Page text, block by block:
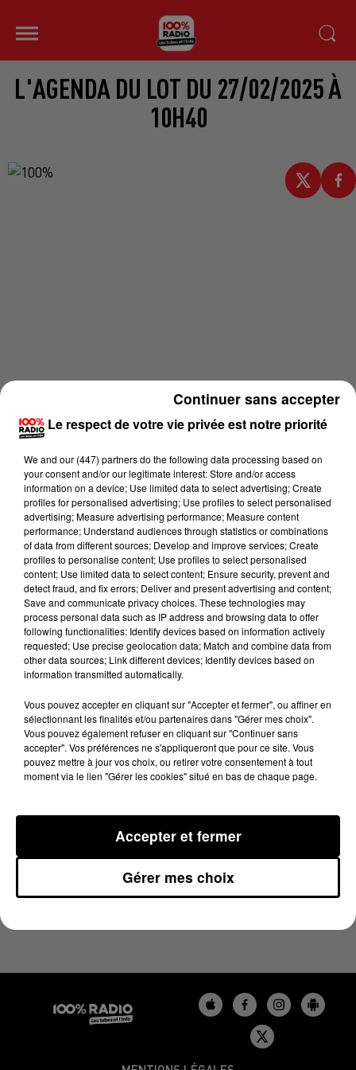
L'AGENDA DU LOT DU 27/02/2025 À
10H40
Lecture (1 min 13 sec)
100%
27 février 2025 - 1 min 13 sec
L'AGENDA DU LOT DU 27/02/2025 À 10H40
Le respect de votre vie privée est notre priorité
We and our (447) partnersdo the following data processing based on
your consent and/or our legitimate interest: Store and/or access
information on a device; Use limited data to select advertising; Create
profiles for personalised advertising; Use profiles to select personalised
advertising; Measure advertising performance; Measure content
performance; Understand audiences through statistics or combinations
of data from different sources; Develop and improve services; Create
profiles to personalise content; Use profiles to select personalised
content; Use limited data to select content; Ensure security, prevent and
detect fraud, and fix errors; Deliver and present advertising and content;
Save and communicate privacy choices. These technologies may
process personal data such as IP address and browsing data to offer
following functionalities: Identify devices based on information actively
requested; Use precise geolocation data; Match and combine data from
other data sources; Link different devices; Identify devices based on
information transmitted automatically.
Vous pouvez accepter en cliquant sur "Accepter et fermer", ou affiner en
sélectionnant les finalités et/ou partenaires dans "Gérer mes choix".
Vous pouvez également refuser en cliquant sur "Continuer sans
accepter". Vos préférences ne s'appliqueront que pour ce site. Vous
pouvez mettre à jour vos choix, ou retirer votre consentement à tout
moment via le lien "Gérer les cookies" situé en bas de chaque page.
Gérer mes choix
Accepter et fermer
Continuer sans accepter